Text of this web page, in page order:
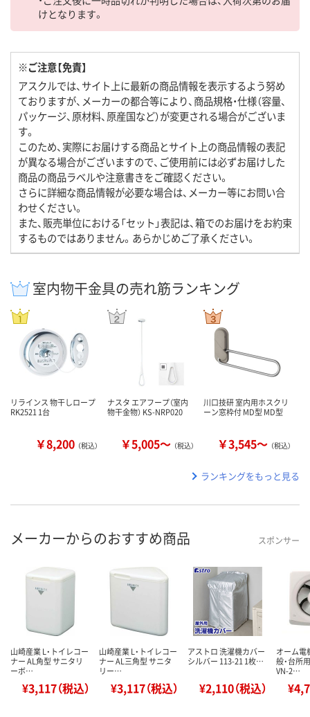
けとなります。
※ご注意【免責】
アスクルでは、サイト上に最新の商品情報を表示するよう努め
ておりますが、メーカーの都合等により、商品規格・仕様（容量、
パッケージ、原材料、原産国など）が変更される場合がございま
す。
このため、実際にお届けする商品とサイト上の商品情報の表記
が異なる場合がございますので、ご使用前には必ずお届けした
商品の商品ラベルや注意書きをご確認ください。
さらに詳細な商品情報が必要な場合は、メーカー等にお問い合
わせください。
また、販売単位における「セット」表記は、箱でのお届けをお約束
するものではありません。あらかじめご了承ください。
室内物干金具の売れ筋ランキング
リラインス 物干しロープ
RK2521 1台
￥8,200 （税込）
ナスタ エアフープ（室内
物干金物） KS-NRP020
￥5,005～ （税込）
川口技研 室内用ホスクリ
ーン窓枠付 MD型 MD型
￥3,545～ （税込）
ランキングをもっと見る
メーカーからのおすすめ商品 スポンサー
山崎産業 L・トイレコー
ナー AL角型 サニタリ
ーボ…
¥3,117（税込）
山崎産業 L・トイレコー
ナー AL三角型 サニタ
リー…
¥3,117（税込）
アストロ 洗濯機カバー
シルバー 113-21 1枚…
¥2,110（税込）
オーム電
般・台所
VN-2…